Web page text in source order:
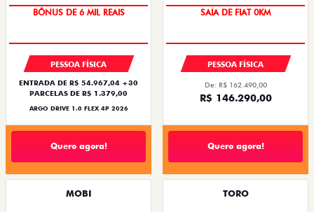
BÔNUS DE 6 MIL REAIS
PESSOA FÍSICA
ENTRADA DE R$ 54.967,04 +30
PARCELAS DE R$ 1.379,00
ARGO DRIVE 1.0 FLEX 4P 2026
Quero agora!
SAIA DE FIAT 0KM
PESSOA FÍSICA
De: R$ 162.490,00
R$ 146.290,00
Quero agora!
MOBI TORO